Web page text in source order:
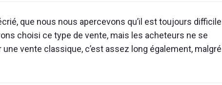
les
Français
?"
que nous nous apercevons qu’il est toujours difficile
choisi ce type de vente, mais les acheteurs ne se
vente classique, c’est assez long également, malgré